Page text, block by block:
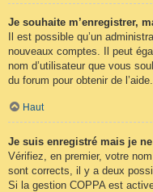
Je souhaite m’enregistrer,
Il est possible qu’un
nouveaux comptes. Il peut
nom d’utilisateur que vous
du forum pour obtenir de l’aide.
Haut
Je suis enregistré mais je
Vérifiez, en premier, votre
sont corrects, il y a deux
Si la gestion COPPA est